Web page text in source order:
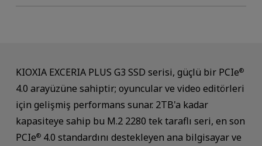
KIOXIA EXCERIA PLUS G3 SSD serisi, güçlü bir PCIe®
4.0 arayüzüne sahiptir; oyuncular ve video editörleri
için gelişmiş performans sunar. 2TB'a kadar
kapasiteye sahip bu M.2 2280 tek taraflı seri, en son
PCIe®4.0 standardını destekleyen ana bilgisayar ve